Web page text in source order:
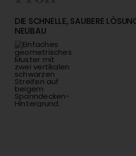
DIE SCHNELLE, SAUBERE
NEUBAU